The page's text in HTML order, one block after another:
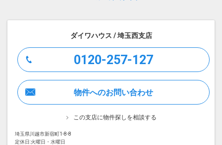
ダイワハウス / 埼玉西支店
0120-257-127
物件へのお問い合わせ
この支店に物件探しを相談する
埼玉県川越市新宿町1-8-8
定休日:火曜日・水曜日